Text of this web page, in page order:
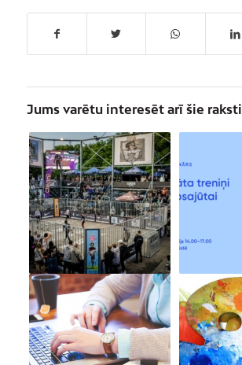
Jums varētu interesēt arī šie raksti